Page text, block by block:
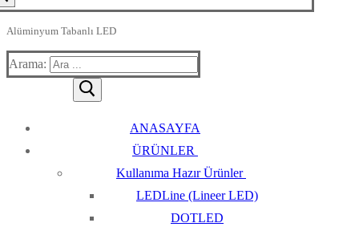
Alüminyum Tabanlı LED
Arama:
ANASAYFA
ÜRÜNLER
Kullanıma Hazır Ürünler
LEDLine (Lineer LED)
DOTLED